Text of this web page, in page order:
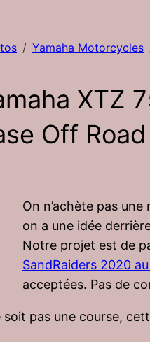
Yamaha Motorcycles
XTZ
Off Road
On n’achète pas
on a une idée
Notre projet est de
SandRaiders 2020
acceptées. Pas de
soit pas une course,